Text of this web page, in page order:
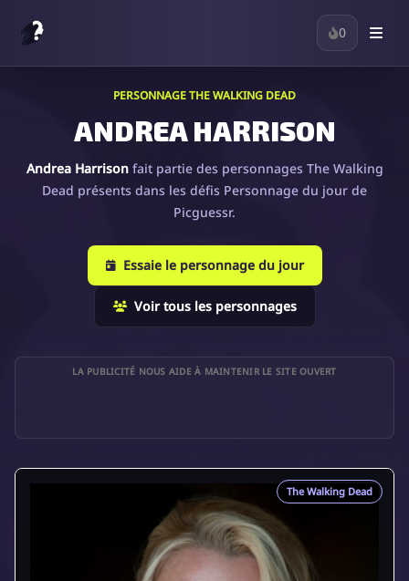
0
PERSONNAGE THE WALKING DEAD
ANDREA HARRISON
Andrea Harrisonfait partie des personnages The Walking
Dead présents dans les défis Personnage du jour de
Picguessr.
Essaie le personnage du jour
Voir tous les personnages
LA PUBLICITÉ NOUS AIDE À MAINTENIR LE SITE OUVERT
The Walking Dead